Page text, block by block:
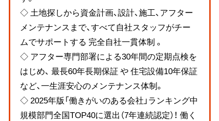
◇ 土地探しから資金計画、設計、施工、アフター
メンテナンスまで、すべて自社スタッフがチー
ムでサポートする 完全自社一貫体制 。
◇ アフター専門部署による30年間の定期点検を
はじめ、 最長60年長期保証 や 住宅設備10年保証
など、一生涯安心のメンテナンス体制。
◇ 2025年版「働きがいのある会社」ランキング中
規模部門全国TOP40に選出（7年連続認定）！ 働く